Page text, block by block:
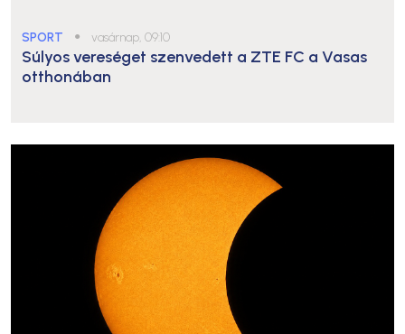
SPORT ● vasárnap, 09:10
Súlyos vereséget szenvedett a ZTE FC a Vasas
otthonában